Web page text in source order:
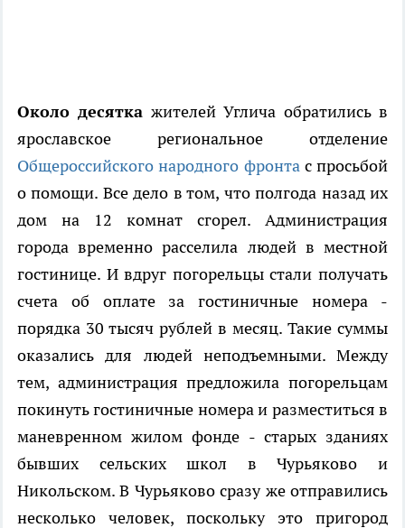
Около десятка жителей Углича обратились в
ярославское региональное отделение
Общероссийского народного фронтас просьбой
о помощи. Все дело в том, что полгода назад их
дом на 12 комнат сгорел. Администрация
города временно расселила людей в местной
гостинице. И вдруг погорельцы стали получать
счета об оплате за гостиничные номера -
порядка 30 тысяч рублей в месяц. Такие суммы
оказались для людей неподъемными. Между
тем, администрация предложила погорельцам
покинуть гостиничные номера и разместиться в
маневренном жилом фонде - старых зданиях
бывших сельских школ в Чурьяково и
Никольском. В Чурьяково сразу же отправились
несколько человек, поскольку это пригород